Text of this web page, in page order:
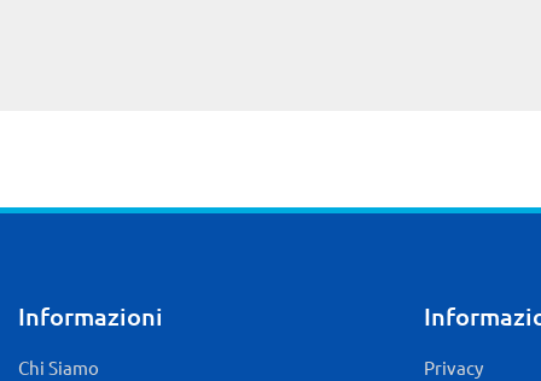
Informazioni
Chi Siamo
Privacy